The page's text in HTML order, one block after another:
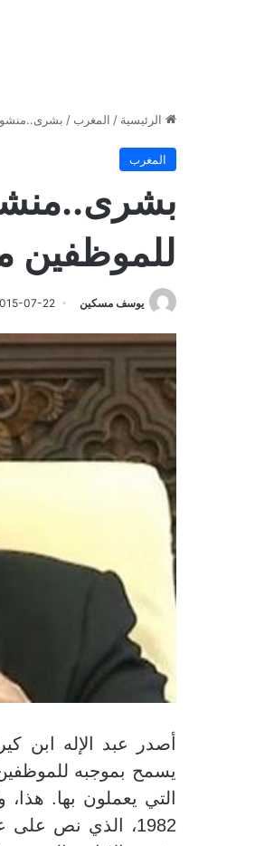
الرئيسية / المغرب /
المغرب
للموظفين
يوسف مسكين 07-22
يسمح بموجبه
1982، الذي نص